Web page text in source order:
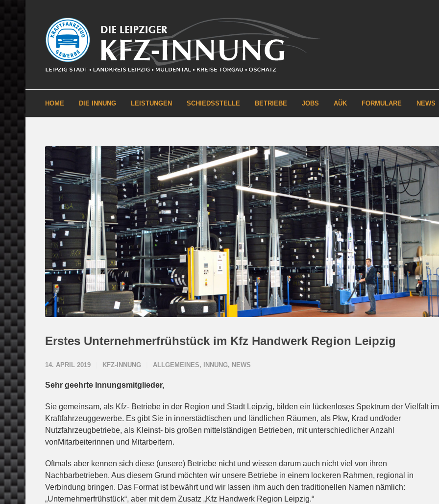
HOME DIE INNUNG LEISTUNGEN SCHIEDSSTELLE BETRIEBE JOBS AÜK FORMULARE NEWS
Erstes Unternehmerfrühstück im Kfz Handwerk Region Leipzig
14. APRIL 2019 KFZ-INNUNG ALLGEMEINES, INNUNG, NEWS
Sehr geehrte Innungsmitglieder,
Sie gemeinsam, als Kfz- Betriebe in der Region und Stadt Leipzig, bilden ein lückenloses Spektrum der Vielfalt im
Kraftfahrzeuggewerbe. Es gibt Sie in innerstädtischen und ländlichen Räumen, als Pkw, Krad und/oder
Nutzfahrzeugbetriebe, als Kleinst- bis großen mittelständigen Betrieben, mit unterschiedlicher Anzahl
vonMitarbeiterinnen und Mitarbeitern.
Oftmals aber kennen sich diese (unsere) Betriebe nicht und wissen darum auch nicht viel von ihren
Nachbarbetrieben. Aus diesem Grund möchten wir unsere Betriebe in einem lockeren Rahmen, regional in
Verbindung bringen. Das Format ist bewährt und wir lassen ihm auch den traditionellen Namen nämlich:
„Unternehmerfrühstück“, aber mit dem Zusatz „Kfz Handwerk Region Leipzig.“